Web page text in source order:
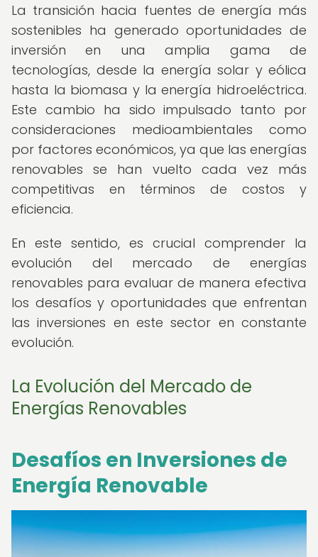
La transición hacia fuentes de energía más
sostenibles ha generado oportunidades de
inversión en una amplia gama de
tecnologías, desde la energía solar y eólica
hasta la biomasa y la energía hidroeléctrica.
Este cambio ha sido impulsado tanto por
consideraciones medioambientales como
por factores económicos, ya que las energías
renovables se han vuelto cada vez más
competitivas en términos de costos y
eficiencia.
En este sentido, es crucial comprender la
evolución del mercado de energías
renovables para evaluar de manera efectiva
los desafíos y oportunidades que enfrentan
las inversiones en este sector en constante
evolución.
La Evolución del Mercado de
Energías Renovables
Desafíos en Inversiones de
Energía Renovable